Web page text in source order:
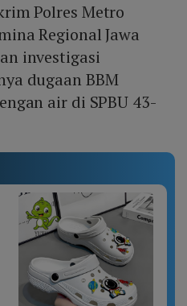
Polres Metro
Regional Jawa
investigasi
dugaan BBM
air di SPBU 43-